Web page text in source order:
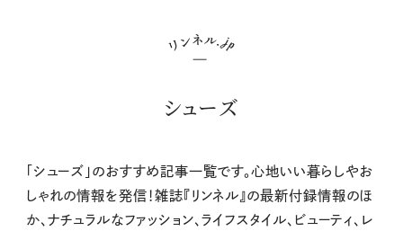
シューズ
「シューズ」のおすすめ記事一覧です。心地いい暮らしやお
しゃれの情報を発信！雑誌『リンネル』の最新付録情報のほ
か、ナチュラルなファッション、ライフスタイル、ビューティ、レ